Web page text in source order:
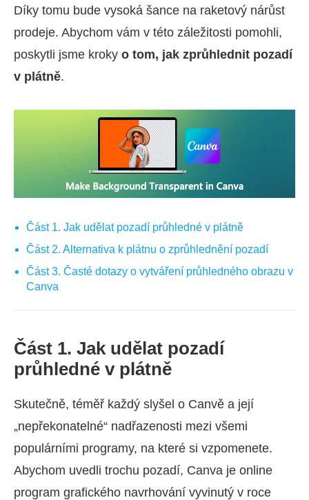
Díky tomu bude vysoká šance na raketový nárůst
prodeje. Abychom vám v této záležitosti pomohli,
poskytli jsme kroky o tom, jak zprůhlednit pozadí
v plátně.
Část 1. Jak udělat pozadí průhledné v plátně
Část 2. Alternativa k plátnu o zprůhlednění pozadí
Část 3. Časté dotazy o vytváření průhledného obrazu v
Canva
Část 1. Jak udělat pozadí
průhledné v plátně
Skutečně, téměř každý slyšel o Canvě a její
„nepřekonatelné“ nadřazenosti mezi všemi
populárními programy, na které si vzpomenete.
Abychom uvedli trochu pozadí, Canva je online
program grafického navrhování vyvinutý v roce